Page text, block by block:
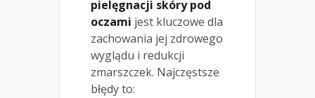
pielęgnacji skóry pod
oczami jest kluczowe dla
zachowania jej zdrowego
wyglądu i redukcji
zmarszczek. Najczęstsze
błędy to: